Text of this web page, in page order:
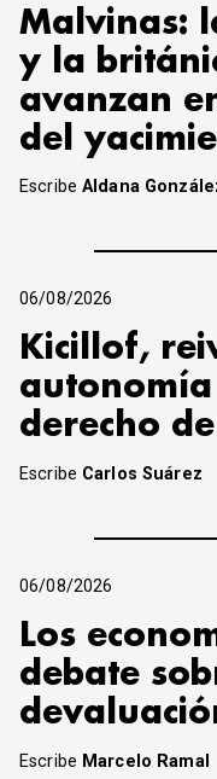
Malvinas:
y la
avanzan
del
EscribeAldana
06/08/2026
Kicillof,
autonomía
derecho
Escribe Carlos Suárez
06/08/2026
Los
debate
Escribe Marcelo Ramal